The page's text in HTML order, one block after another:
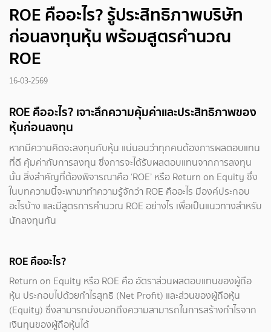
ROE คืออะไร? รู้ประสิทธิภาพบริษัท
ก่อนลงทุนหุ้น พร้อมสูตรคำนวณ
ROE
16-03-2569
ROE คืออะไร? เจาะลึกความคุ้มค่าและประสิทธิภาพของ
หุ้นก่อนลงทุน
หากมีความคิดจะลงทุนกับหุ้น แน่นอนว่าทุกคนต้องการผลตอบแทน
ที่ดี คุ้มค่ากับการลงทุน ซึ่งการจะได้รับผลตอบแทนจากการลงทุน
นั้น สิ่งสำคัญที่ต้องพิจารณาคือ ‘ROE’ หรือ Return on Equity ซึ่ง
ในบทความนี้จะพามาทำความรู้จักว่า ROE คืออะไร มีองค์ประกอบ
อะไรบ้าง และมีสูตรการคำนวณ ROE อย่างไร เพื่อเป็นแนวทางสำหรับ
นักลงทุนกัน
ROE คืออะไร?
Return on Equity หรือ ROE คือ อัตราส่วนผลตอบแทนของผู้ถือ
หุ้น ประกอบไปด้วยกำไรสุทธิ (Net Profit) และส่วนของผู้ถือหุ้น
(Equity) ซึ่งสามารถบ่งบอกถึงความสามารถในการสร้างกำไรจาก
เงินทุนของผู้ถือหุ้นได้